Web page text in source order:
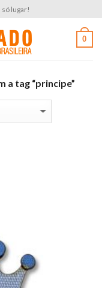
lugar!
0
a tag “principe”